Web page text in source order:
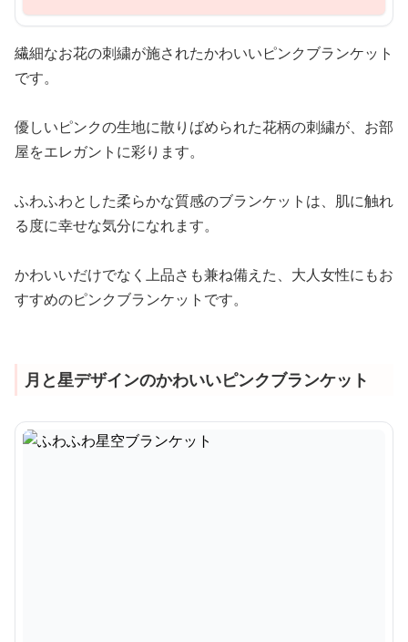
繊細なお花の刺繍が施されたかわいいピンクブランケット
です。
優しいピンクの生地に散りばめられた花柄の刺繍が、お部
屋をエレガントに彩ります。
ふわふわとした柔らかな質感のブランケットは、肌に触れ
る度に幸せな気分になれます。
かわいいだけでなく上品さも兼ね備えた、大人女性にもお
すすめのピンクブランケットです。
月と星デザインのかわいいピンクブランケット